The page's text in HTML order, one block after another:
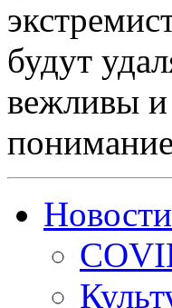
будут
вежливы и
Новости